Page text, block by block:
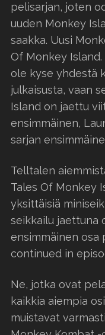
pelisarjan, joten
uuden Monkey
saakka. Uusi
Of Monkey
ole kyse yhdestä
julkaisusta, vaan
Island on jaettu
ensimmäinen,
sarjan
Telltalen
Tales Of Monkey
yksittäisiä
seikkailu jaettuna
ensimmäinen osa
continued in
Ne, jotka ovat
kaikkia aiempia
muistavat